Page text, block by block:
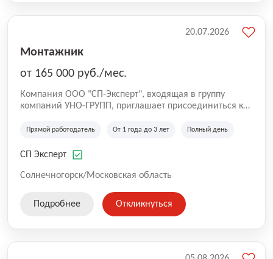
Монтажник
от 165 000 руб./мес.
Компания ООО "СП-Эксперт", входящая в группу
компаний УНО-ГРУПП, приглашает присоединиться к
работаем на рынке с 2005 года и оказываем комплекс
зданий из гибридных модульных блоков свободной
гибридно-модульного строительства.
Прямой работодатель От 1 года до 3 лет Полный день
СП Эксперт
Солнечногорск/Московская область
20.07.2026
Подробнее Откликнуться